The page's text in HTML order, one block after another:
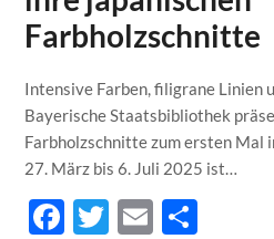
Farbholzschnitte
Intensive Farben, filigrane Linien
Bayerische Staatsbibliothek
Farbholzschnitte zum ersten Mal
27. März bis 6. Juli 2025 ist…
Facebook
Twitter
Email